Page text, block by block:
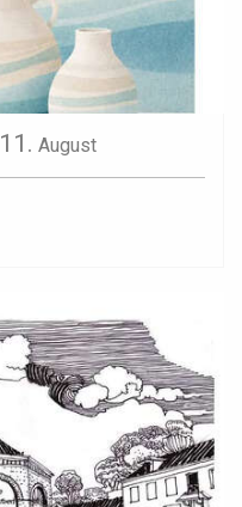
11. August